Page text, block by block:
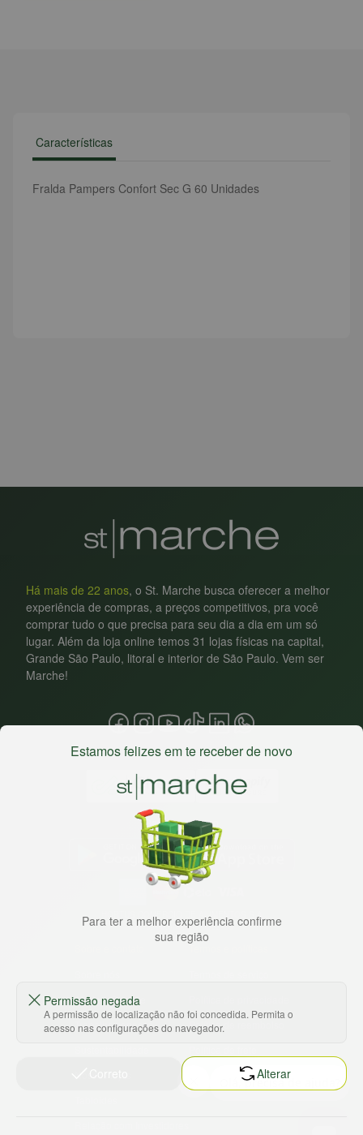
Características
Fralda Pampers Confort Sec G 60 Unidades
Há mais de 22 anos, o St. Marche busca oferecer a melhor
experiência de compras, a preços competitivos, pra você
comprar tudo o que precisa para seu dia a dia em um só
lugar. Além da loja online temos 31 lojas físicas na capital,
Grande São Paulo, litoral e interior de São Paulo. Vem ser
Marche!
HORTUS COMERCIO DE ALIMENTOS S.A
CNPJ: 09.000.493/0002-15
Ajuda e Suporte
Trabalhe conosco
Termos e políticas
Política de reembolso
Baixe nosso app
Estamos felizes em te receber de novo
Para ter a melhor experiência confirme
sua região
Permissão negada
A permissão de localização não foi concedida. Permita o
acesso nas configurações do navegador.
Alterar